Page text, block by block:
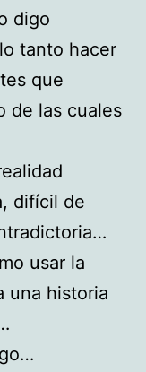
digo
tanto hacer
que
de las cuales
difícil de
usar la
una historia